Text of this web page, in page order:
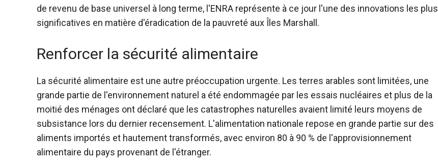
de revenu de base universel à long terme, l'ENRA représente à ce jour l'une des innovations les plus
significatives en matière d'éradication de la pauvreté aux Îles Marshall.
Renforcer la sécurité alimentaire
La sécurité alimentaire est une autre préoccupation urgente. Les terres arables sont limitées, une
grande partie de l'environnement naturel a été endommagée par les essais nucléaires et plus de la
moitié des ménages ont déclaré que les catastrophes naturelles avaient limité leurs moyens de
subsistance lors du dernier recensement. L'alimentation nationale repose en grande partie sur des
aliments importés et hautement transformés, avec environ 80 à 90 % de l'approvisionnement
alimentaire du pays provenant de l'étranger.